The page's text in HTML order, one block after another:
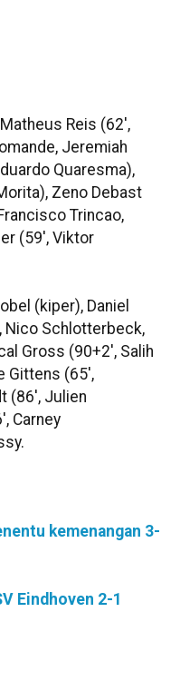
Reis (62',
Jeremiah
Quaresma),
Zeno Debast
Trincao,
(59', Viktor
(kiper), Daniel
Nico Schlotterbeck,
Gross (90+2', Salih
Gittens (65',
(86', Julien
Carney
kemenangan 3-
Eindhoven 2-1